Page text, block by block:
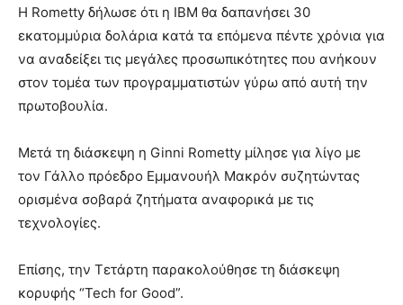
Η Rometty δήλωσε ότι η IBM θα δαπανήσει 30
εκατομμύρια δολάρια κατά τα επόμενα πέντε χρόνια για
να αναδείξει τις μεγάλες προσωπικότητες που ανήκουν
στον τομέα των προγραμματιστών γύρω από αυτή την
πρωτοβουλία.
Μετά τη διάσκεψη η Ginni Rometty μίλησε για λίγο με
τον Γάλλο πρόεδρο Εμμανουήλ Μακρόν συζητώντας
ορισμένα σοβαρά ζητήματα αναφορικά με τις
τεχνολογίες.
Επίσης, την Τετάρτη παρακολούθησε τη διάσκεψη
κορυφής “Tech for Good”.